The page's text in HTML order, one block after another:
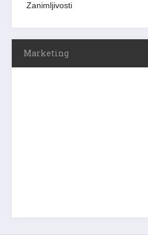
Zanimljivosti
Marketing